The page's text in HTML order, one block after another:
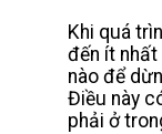
Khi quá
đến ít nhất
nào để
Điều này
phải ở